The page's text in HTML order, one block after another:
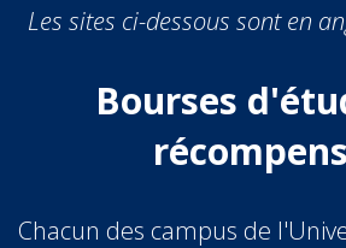
Les sites ci-dessous sont en
Bourses
Chacun des campus de